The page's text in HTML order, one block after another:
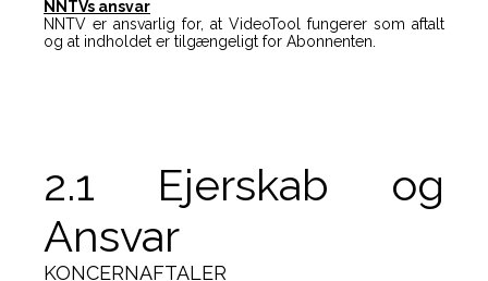
NNTVs ansvar
NNTV er ansvarlig for, at VideoTool fungerer som aftalt
og at indholdet er tilgængeligt for Abonnenten.
2.1 Ejerskab og
Ansvar
KONCERNAFTALER